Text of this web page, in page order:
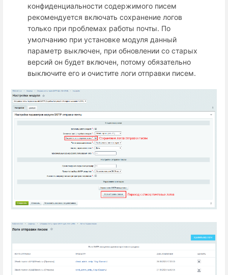
конфиденциальности содержимого писем
рекомендуется включать сохранение логов
только при проблемах работы почты. По
умолчанию при установке модуля данный
параметр выключен, при обновлении со старых
версий он будет включен, потому обязательно
выключите его и очистите логи отправки писем.